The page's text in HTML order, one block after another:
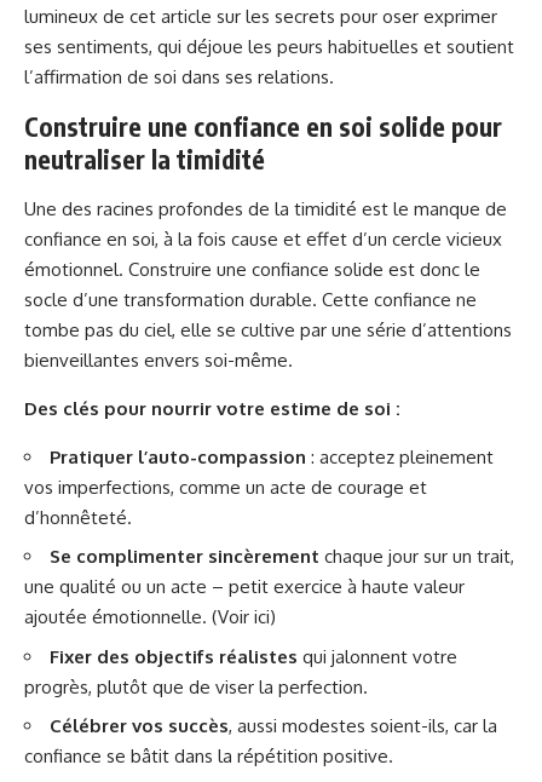
lumineux de cet article sur les secrets pour oser exprimer
ses sentiments, qui déjoue les peurs habituelles et soutient
l’affirmation de soi dans ses relations.
Construire une confiance en soi solide pour
neutraliser la timidité
Une des racines profondes de la timidité est le manque de
confiance en soi, à la fois cause et effet d’un cercle vicieux
émotionnel. Construire une confiance solide est donc le
socle d’une transformation durable. Cette confiance ne
tombe pas du ciel, elle se cultive par une série d’attentions
bienveillantes envers soi-même.
Des clés pour nourrir votre estime de soi :
Pratiquer l’auto-compassion : acceptez pleinement
vos imperfections, comme un acte de courage et
d’honnêteté.
Se complimenter sincèrement chaque jour sur un trait,
une qualité ou un acte – petit exercice à haute valeur
ajoutée émotionnelle. (Voir ici)
Fixer des objectifs réalistes qui jalonnent votre
progrès, plutôt que de viser la perfection.
Célébrer vos succès, aussi modestes soient-ils, car la
confiance se bâtit dans la répétition positive.